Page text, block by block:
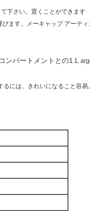
下さい。置くことができます
ます。メーキャップ アーティ
ンパートメントとの1.L
には、きれいになること容易。